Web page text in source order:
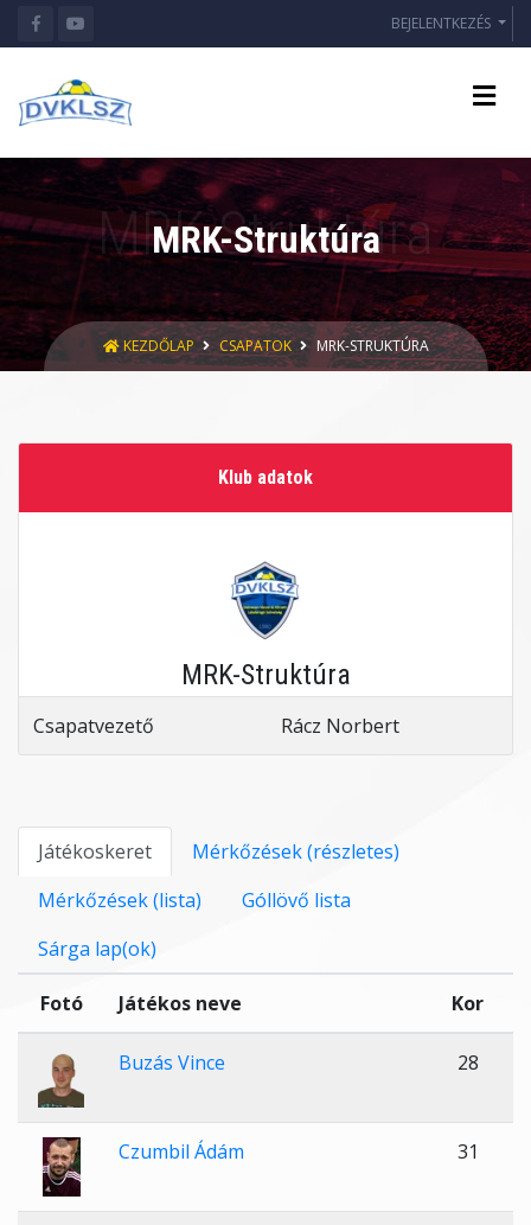
BEJELENTKEZÉS
MRK-Struktúra
KEZDŐLAP CSAPATOK MRK-STRUKTÚRA
Klub adatok
MRK-Struktúra
Csapatvezető Rácz Norbert
Játékoskeret
Mérkőzések (részletes)
Mérkőzések (lista)
Góllövő lista
Sárga lap(ok)
Fotó Játékos neve Kor
Buzás Vince 28
Czumbil Ádám 31